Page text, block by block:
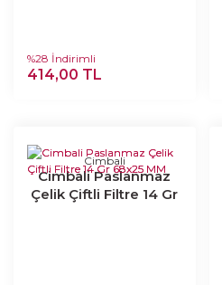
%28 İndirimli
414,00 TL
Cimbali
Cimbali Paslanmaz
Çelik Çiftli Filtre 14 Gr